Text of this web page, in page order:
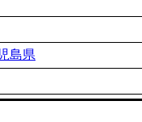
島県